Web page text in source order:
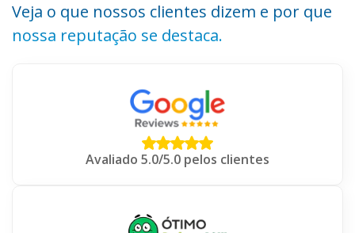
Veja o que nossos clientes dizem e por que
nossa reputação se destaca.
Avaliado 5.0/5.0 pelos clientes